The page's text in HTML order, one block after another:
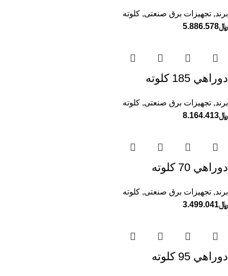
برند, تجهیزات برق صنعتی, کلوته
﷼5.886.578
دوراهي 185 كلوته
برند, تجهیزات برق صنعتی, کلوته
﷼8.164.413
دوراهي 70 كلوته
برند, تجهیزات برق صنعتی, کلوته
﷼3.499.041
دوراهي 95 كلوته